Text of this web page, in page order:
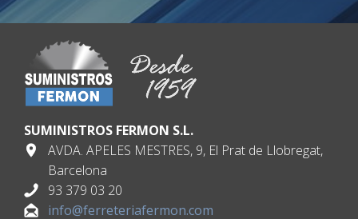
SUMINISTROS FERMON S.L.
AVDA. APELES MESTRES, 9, El Prat de Llobregat,
Barcelona
93 379 03 20
info@ferreteriafermon.com